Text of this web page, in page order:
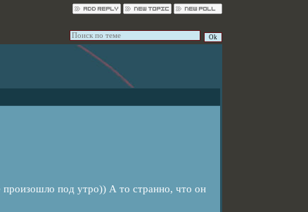
произошло под утро)) А то странно, что он